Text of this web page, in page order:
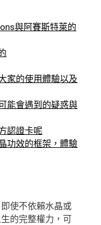
與阿賽斯特萊的
家的使用體驗以及
能會遇到的疑惑與
認證卡呢
功效的框架，體驗
使不依賴水晶或
的完整權力，可